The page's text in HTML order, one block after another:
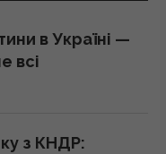
однаковій
в Україні —
всі
з КНДР: